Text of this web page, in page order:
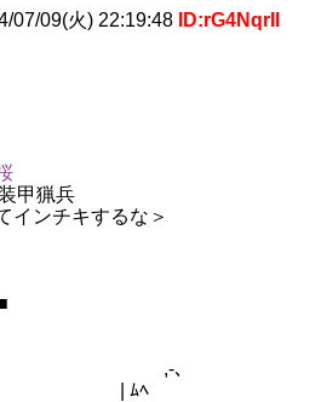
07/09(火) 22:19:48 ID:rG4NqrII
兵
キするな＞
,‐､
ﾑﾍ